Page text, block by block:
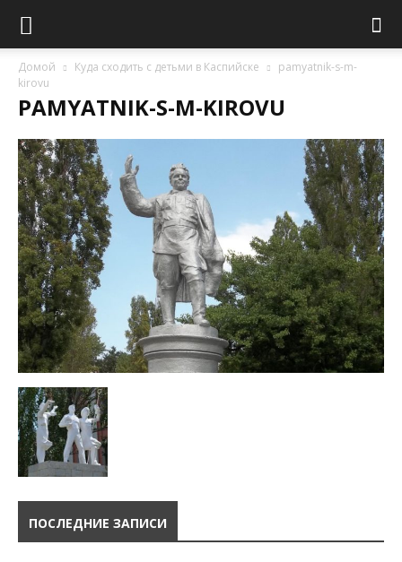
Домой Куда сходить с детьми в Каспийске
pamyatnik-s-m-
kirovu
PAMYATNIK-S-M-KIROVU
ПОСЛЕДНИЕ ЗАПИСИ